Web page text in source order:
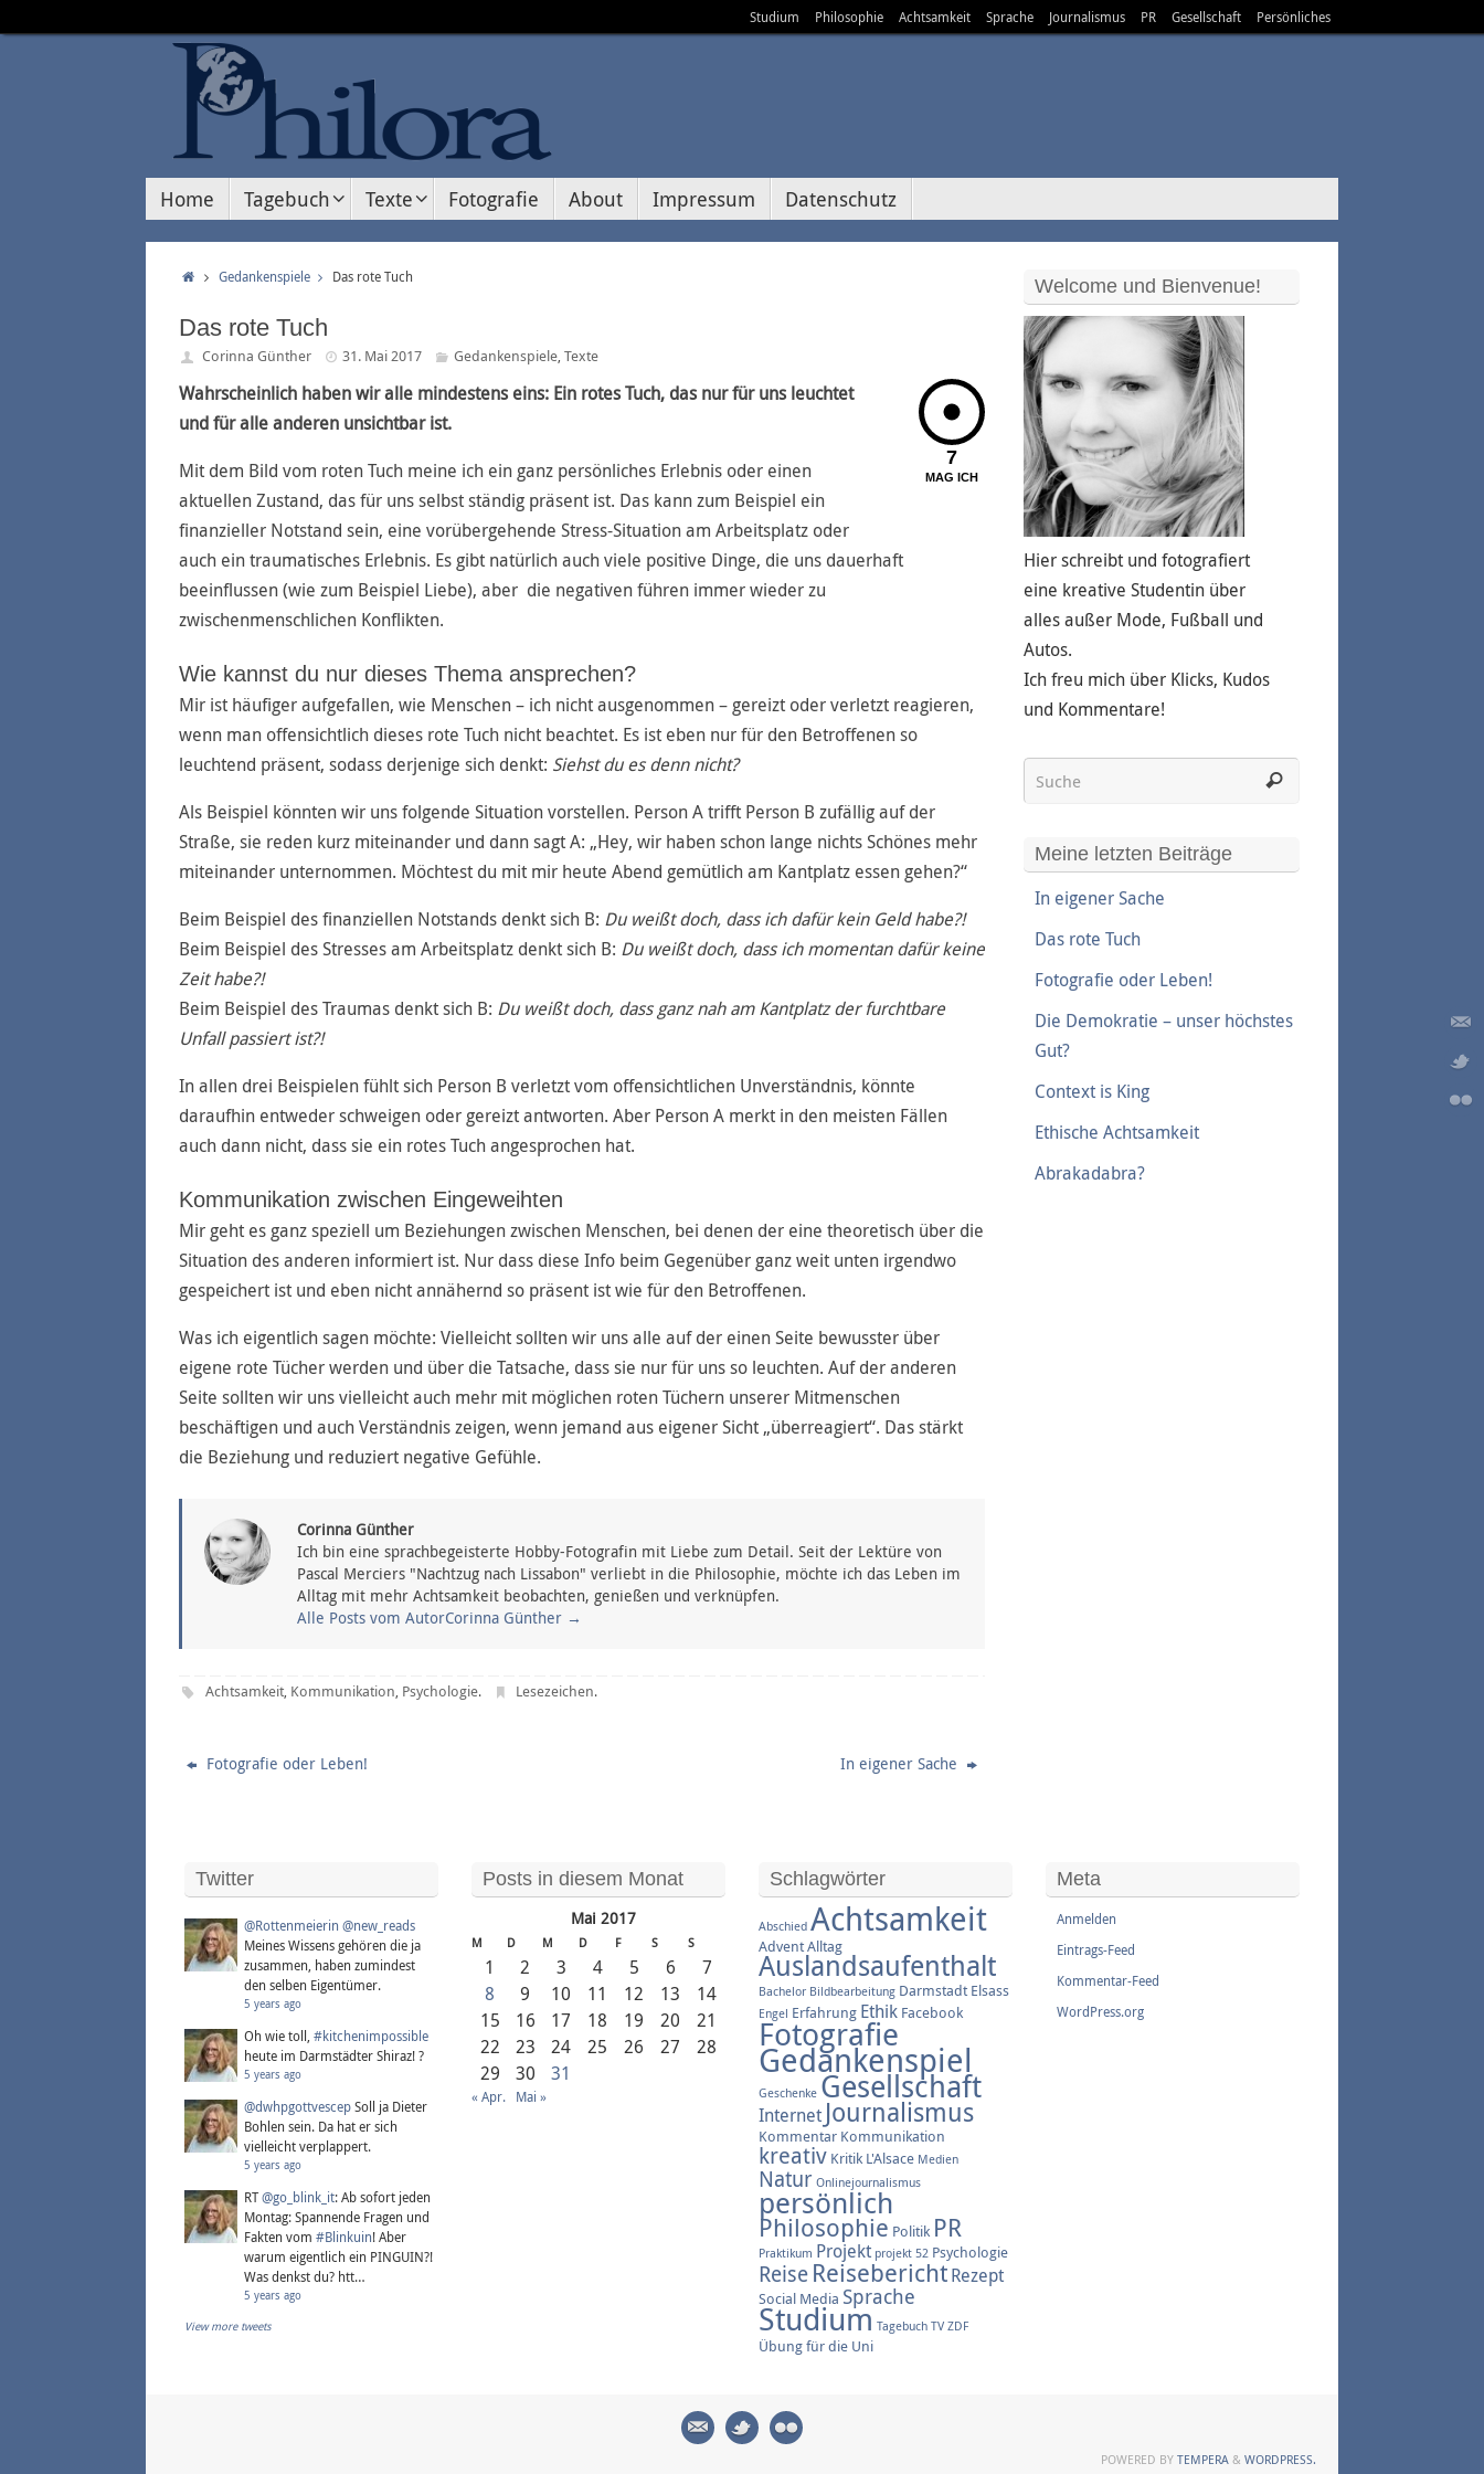
Studium Philosophie Achtsamkeit Sprache Journalismus PR Gesellschaft Persönliches
Home Tagebuch Texte Fotografie About Impressum Datenschutz
Gedankenspiele Das rote Tuch
Das rote Tuch
Corinna Günther 31. Mai 2017 Gedankenspiele, Texte
7
MAG ICH
Wahrscheinlich haben wir alle mindestens eins: Ein rotes Tuch, das nur für uns leuchtet
und für alle anderen unsichtbar ist.
Mit dem Bild vom roten Tuch meine ich ein ganz persönliches Erlebnis oder einen
aktuellen Zustand, das für uns selbst ständig präsent ist. Das kann zum Beispiel ein
finanzieller Notstand sein, eine vorübergehende Stress-Situation am Arbeitsplatz oder
auch ein traumatisches Erlebnis. Es gibt natürlich auch viele positive Dinge, die uns dauerhaft
beeinflussen (wie zum Beispiel Liebe), aber die negativen führen immer wieder zu
zwischenmenschlichen Konflikten.
Wie kannst du nur dieses Thema ansprechen?
Mir ist häufiger aufgefallen, wie Menschen – ich nicht ausgenommen – gereizt oder verletzt reagieren,
wenn man offensichtlich dieses rote Tuch nicht beachtet. Es ist eben nur für den Betroffenen so
leuchtend präsent, sodass derjenige sich denkt: Siehst du es denn nicht?
Als Beispiel könnten wir uns folgende Situation vorstellen. Person A trifft Person B zufällig auf der
Straße, sie reden kurz miteinander und dann sagt A: „Hey, wir haben schon lange nichts Schönes mehr
miteinander unternommen. Möchtest du mit mir heute Abend gemütlich am Kantplatz essen gehen?“
Beim Beispiel des finanziellen Notstands denkt sich B: Du weißt doch, dass ich dafür kein Geld habe?!
Beim Beispiel des Stresses am Arbeitsplatz denkt sich B: Du weißt doch, dass ich momentan dafür keine
Zeit habe?!
Beim Beispiel des Traumas denkt sich B: Du weißt doch, dass ganz nah am Kantplatz der furchtbare
Unfall passiert ist?!
In allen drei Beispielen fühlt sich Person B verletzt vom offensichtlichen Unverständnis, könnte
daraufhin entweder schweigen oder gereizt antworten. Aber Person A merkt in den meisten Fällen
auch dann nicht, dass sie ein rotes Tuch angesprochen hat.
Kommunikation zwischen Eingeweihten
Mir geht es ganz speziell um Beziehungen zwischen Menschen, bei denen der eine theoretisch über die
Situation des anderen informiert ist. Nur dass diese Info beim Gegenüber ganz weit unten irgendwo
gespeichert ist und eben nicht annähernd so präsent ist wie für den Betroffenen.
Was ich eigentlich sagen möchte: Vielleicht sollten wir uns alle auf der einen Seite bewusster über
eigene rote Tücher werden und über die Tatsache, dass sie nur für uns so leuchten. Auf der anderen
Seite sollten wir uns vielleicht auch mehr mit möglichen roten Tüchern unserer Mitmenschen
beschäftigen und auch Verständnis zeigen, wenn jemand aus eigener Sicht „überreagiert“. Das stärkt
die Beziehung und reduziert negative Gefühle.
Corinna Günther
Ich bin eine sprachbegeisterte Hobby-Fotografin mit Liebe zum Detail. Seit der Lektüre von
Pascal Merciers "Nachtzug nach Lissabon" verliebt in die Philosophie, möchte ich das Leben im
Alltag mit mehr Achtsamkeit beobachten, genießen und verknüpfen.
Alle Posts vom AutorCorinna Günther →
Achtsamkeit Kommunikation Psychologie. Lesezeichen.
Fotografie oder Leben! In eigener Sache
Welcome und Bienvenue!
Hier schreibt und fotografiert
eine kreative Studentin über
alles außer Mode, Fußball und
Autos.
Ich freu mich über Klicks, Kudos
und Kommentare!
Meine letzten Beiträge
In eigener Sache
Das rote Tuch
Fotografie oder Leben!
Die Demokratie – unser höchstes
Gut?
Context is King
Ethische Achtsamkeit
Abrakadabra?
Twitter
@Rottenmeierin @new_reads
Meines Wissens gehören die ja
zusammen, haben zumindest
den selben Eigentümer.
5 years ago
Oh wie toll, #kitchenimpossible
heute im Darmstädter Shiraz! ?
5 years ago
@dwhpgottvescepSoll ja Dieter
Bohlen sein. Da hat er sich
vielleicht verplappert.
5 years ago
RT@go_blink_it: Ab sofort jeden
Montag: Spannende Fragen und
Fakten vom #Blinkuin! Aber
warum eigentlich ein PINGUIN?!
Was denkst du? htt…
5 years ago
View more tweets
Posts in diesem Monat
Mai 2017
M D M D F S S
1 2 3 4 5 6
7
8
9 10 11 12 13
14
15
16 17 18 19 20
21
22
23 24 25 26 27
28
29
30 31
« Apr. Mai »
Schlagwörter
Abschied Achtsamkeit
AdventAlltag
Auslandsaufenthalt
Bachelor Bildbearbeitung Darmstadt Elsass
Engel Erfahrung Ethik Facebook
Fotografie
Gedankenspiel
Geschenke Gesellschaft
Internet Journalismus
Kommentar Kommunikation
kreativ Kritik L'Alsace Medien
Natur Onlinejournalismus
persönlich
Philosophie Politik PR
Praktikum Projekt projekt 52 Psychologie
ReiseReiseberichtRezept
Social Media Sprache
Studium Tagebuch TV ZDF
Übung für die Uni
Meta
Anmelden
Eintrags-Feed
Kommentar-Feed
WordPress.org
POWERED BY TEMPERA & WORDPRESS.